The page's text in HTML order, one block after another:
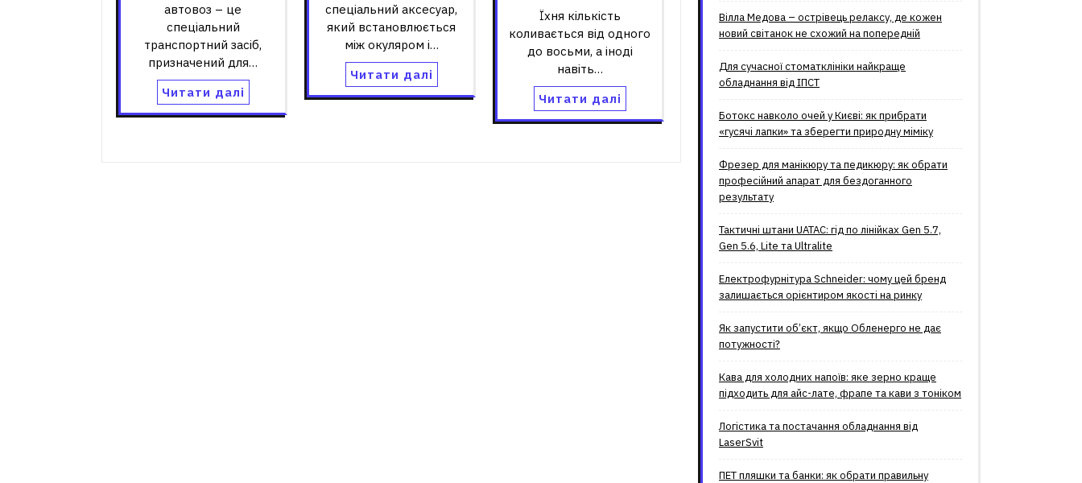
автовоз – це
спеціальний
транспортний засіб,
призначений для…
Читати далі
спеціальний аксесуар,
який встановлюється
між окуляром і…
Читати далі
Їхня кількість
коливається від одного
до восьми, а іноді
навіть…
Читати далі
Вілла Медова – острівець релаксу, де кожен
новий світанок не схожий на попередній
Для сучасної стоматклініки найкраще
обладнання від ІПСТ
Ботокс навколо очей у Києві: як прибрати
«гусячі лапки» та зберегти природну міміку
Фрезер для манікюру та педикюру: як обрати
професійний апарат для бездоганного
результату
Тактичні штани UATAC: гід по лінійках Gen 5.7,
Gen 5.6, Lite та Ultralite
Електрофурнітура Schneider: чому цей бренд
залишається орієнтиром якості на ринку
Як запустити об’єкт, якщо Обленерго не дає
потужності?
Кава для холодних напоїв: яке зерно краще
підходить для айс-лате, фрапе та кави з тоніком
Логістика та постачання обладнання від
LaserSvit
ПЕТ пляшки та банки: як обрати правильну